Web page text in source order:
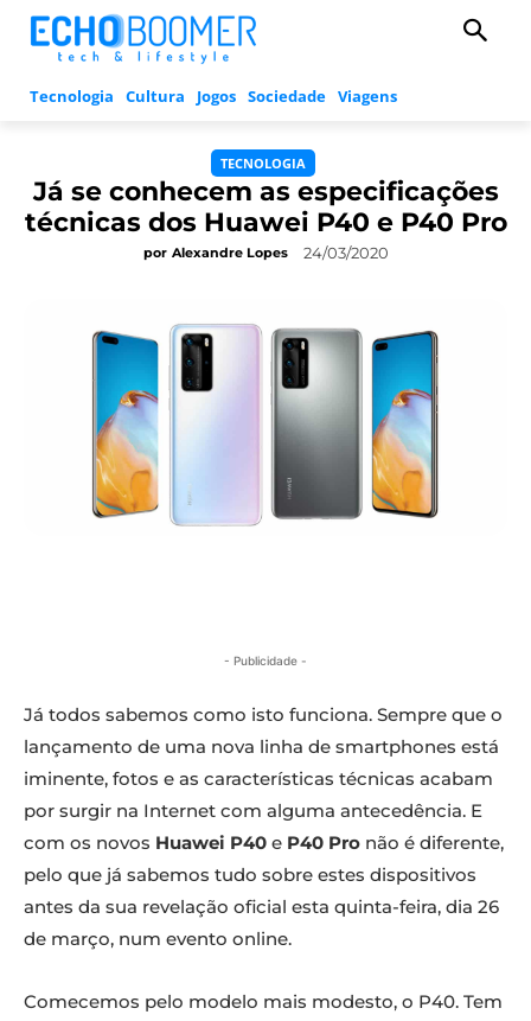
Tecnologia Cultura Jogos Sociedade Viagens
TECNOLOGIA
Já se conhecem as especificações
técnicas dos Huawei P40 e P40 Pro
por Alexandre Lopes 24/03/2020
- Publicidade -
Já todos sabemos como isto funciona. Sempre que o
lançamento de uma nova linha de smartphones está
iminente, fotos e as características técnicas acabam
por surgir na Internet com alguma antecedência. E
com os novos Huawei P40 e P40 Pro não é diferente,
pelo que já sabemos tudo sobre estes dispositivos
antes da sua revelação oficial esta quinta-feira, dia 26
de março, num evento online.
Comecemos pelo modelo mais modesto, o P40. Tem